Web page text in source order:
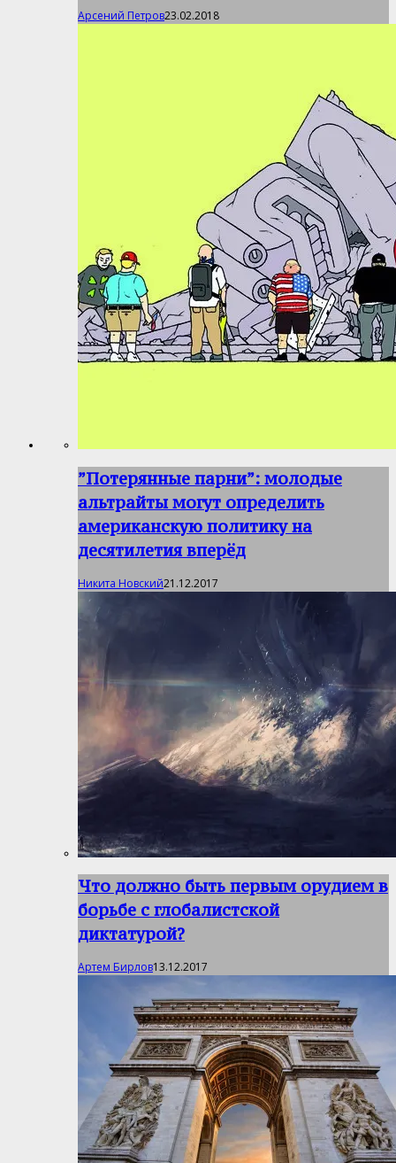
Арсений Петров23.02.2018
”Потерянные парни”: молодые
альтрайты могут определить
американскую политику на
десятилетия вперёд
Никита Новский21.12.2017
Что должно быть первым орудием в
борьбе с глобалистской
диктатурой?
Артем Бирлов13.12.2017